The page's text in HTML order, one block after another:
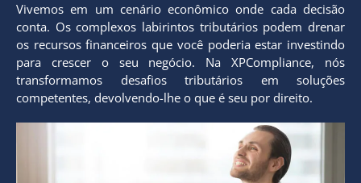
Vivemos em um cenário econômico onde cada decisão
conta. Os complexos labirintos tributários podem drenar
os recursos financeiros que você poderia estar investindo
para crescer o seu negócio. Na XPCompliance, nós
transformamos desafios tributários em soluções
competentes, devolvendo-lhe o que é seu por direito.